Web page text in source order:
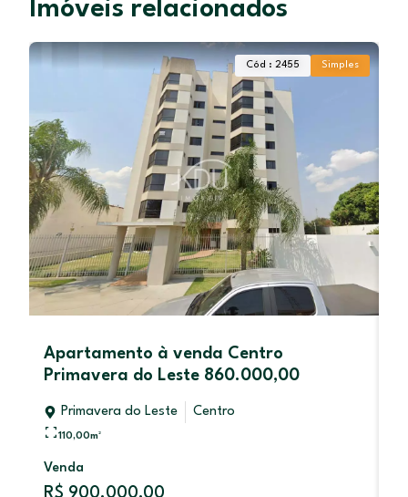
Imóveis relacionados
Cód : 2455 Simples
Apartamento à venda Centro
Primavera do Leste 860.000,00
Primavera do Leste Centro
110,00m²
Venda
R$ 900.000,00